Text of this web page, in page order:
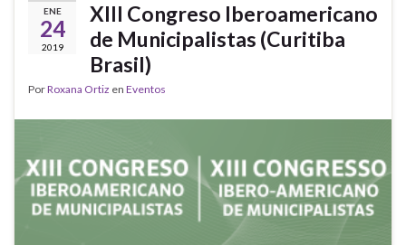
ENE
24
2019
XIII Congreso Iberoamericano
de Municipalistas (Curitiba
Brasil)
PorRoxana Ortiz en Eventos